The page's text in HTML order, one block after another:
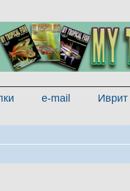
e-mail Иврит